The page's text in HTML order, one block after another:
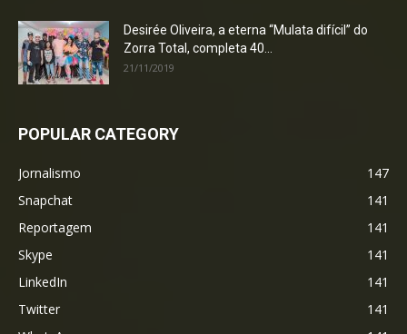
Desirée Oliveira, a eterna “Mulata difícil” do
Zorra Total, completa 40...
21/11/2019
POPULAR CATEGORY
Jornalismo
147
Snapchat
141
Reportagem
141
Skype
141
LinkedIn
141
Twitter
141